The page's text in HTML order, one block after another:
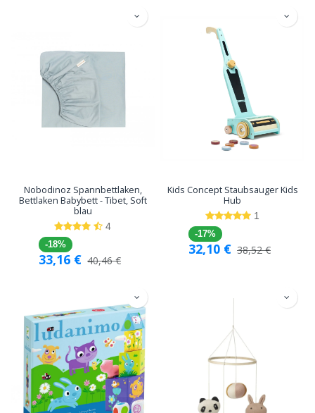
Nobodinoz Spannbettlaken,
Bettlaken Babybett - Tibet, Soft
blau
4
-18%
33,16 € 40,46€
Kids Concept Staubsauger Kids
Hub
1
-17%
32,10 € 38,52€